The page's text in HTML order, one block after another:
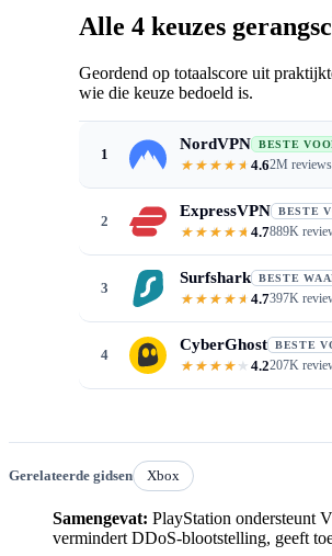
Alle 4 keuzes
Geordend op totaalscore uit
wie die keuze bedoeld is.
1
NordVPN BESTE
4.62M reviews
2
ExpressVPN BESTE
4.7889K
3
Surfshark BESTE
4.7397K
4
CyberGhost BESTE
4.2207K
Gerelateerde gidsen Xbox
Samengevat: PlayStation ondersteunt
vermindert DDoS-blootstelling, geeft